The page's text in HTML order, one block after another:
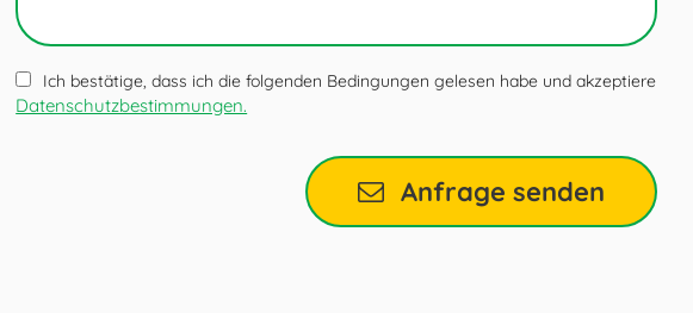
Ich bestätige, dass ich die folgenden Bedingungen gelesen habe und akzeptiere
Datenschutzbestimmungen.
Anfrage senden